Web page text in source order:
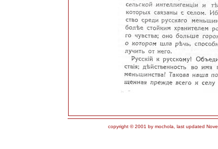
copyright © 2001 by mochola, last updated